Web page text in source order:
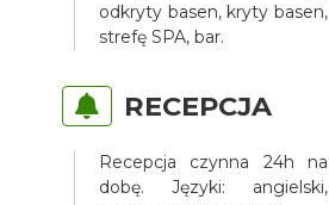
odkryty basen, kryty basen,
strefę SPA, bar.
RECEPCJA
Recepcja czynna 24h na
dobę. Języki: angielski,